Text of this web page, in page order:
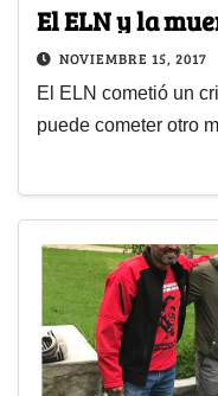
El ELN y la
NOVIEMBRE 15, 2017
El ELN cometió un
puede cometer otro